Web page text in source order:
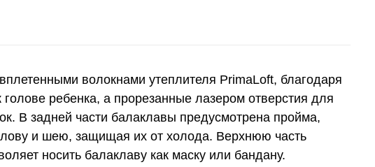
волокнами утеплителя PrimaLoft, благодаря
ребенка, а прорезанные лазером отверстия для
В задней части балаклавы предусмотрена пройма,
и шею, защищая их от холода. Верхнюю часть
носить балаклаву как маску или бандану.